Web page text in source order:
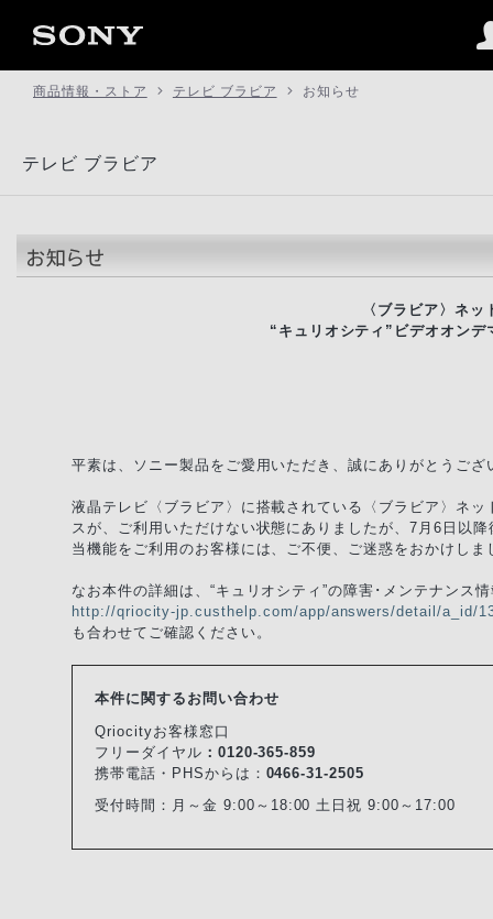
商品情報・ストア テレビ ブラビア お知らせ
テレビ ブラビア
〈ブラビア〉ネ
“キュリオシティ”ビデオオン
平素は、ソニー製品をご愛用いただき、誠にありがとうござ
液晶テレビ〈ブラビア〉に搭載されている〈ブラビア〉ネ
スが、ご利用いただけない状態にありましたが、7月6日以
当機能をご利用のお客様には、ご不便、ご迷惑をおかけし
なお本件の詳細は、“キュリオシティ”の障害･メンテナンス
http://qriocity-jp.custhelp.com/app/answers/detail/a_id/
も合わせてご確認ください。
本件に関するお問い合わせ
Qriocityお客様窓口
フリーダイヤル ：0120-365-859
携帯電話・PHSからは： 0466-31-2505
受付時間： 月～金 9:00～18:00 土日祝 9:00～17:00